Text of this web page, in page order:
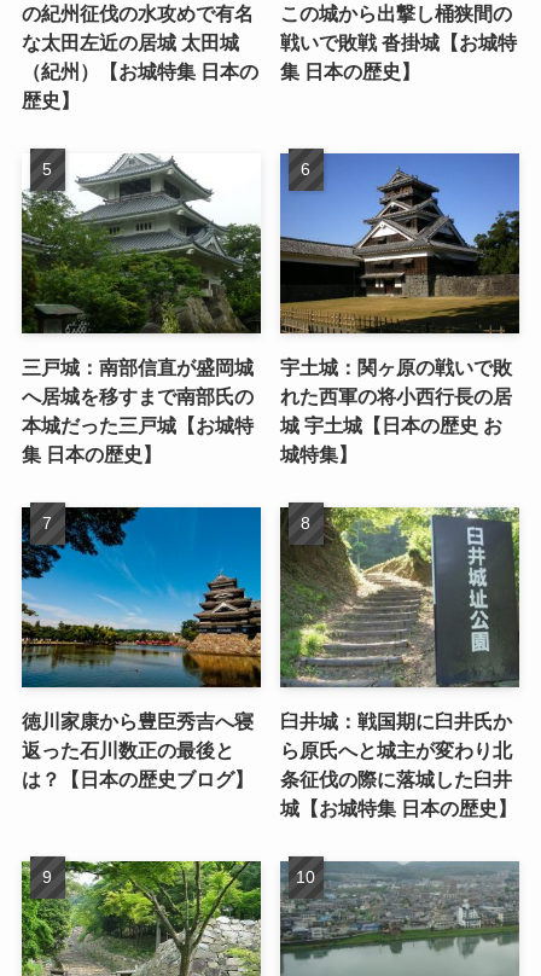
の紀州征伐の水攻めで有名
な太田左近の居城 太田城
（紀州）【お城特集 日本の
歴史】
この城から出撃し桶狭間の
戦いで敗戦 沓掛城【お城特
集 日本の歴史】
三戸城：南部信直が盛岡城
へ居城を移すまで南部氏の
本城だった三戸城【お城特
集 日本の歴史】
宇土城：関ヶ原の戦いで敗
れた西軍の将小西行長の居
城 宇土城【日本の歴史 お
城特集】
徳川家康から豊臣秀吉へ寝
返った石川数正の最後と
は？【日本の歴史ブログ】
臼井城：戦国期に臼井氏か
ら原氏へと城主が変わり北
条征伐の際に落城した臼井
城【お城特集 日本の歴史】